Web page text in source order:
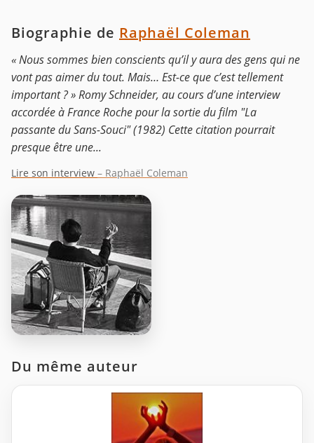
Biographie de Raphaël Coleman
« Nous sommes bien conscients qu’il y aura des gens qui ne
vont pas aimer du tout. Mais… Est-ce que c’est tellement
important ? » Romy Schneider, au cours d’une interview
accordée à France Roche pour la sortie du film "La
passante du Sans-Souci" (1982) Cette citation pourrait
presque être une...
Lire son interview – Raphaël Coleman
Du même auteur